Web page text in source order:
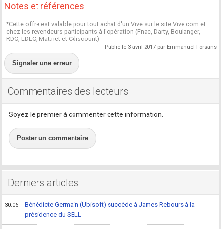
Notes et références
*Cette offre est valable pour tout achat d'un Vive sur le site Vive.com et
chez les revendeurs participants à l'opération (Fnac, Darty, Boulanger,
RDC, LDLC, Mat.net et Cdiscount)
Publié le 3 avril 2017 par Emmanuel Forsans
Signaler une erreur
Commentaires des lecteurs
Soyez le premier à commenter cette information.
Poster un commentaire
Derniers articles
30.06
Bénédicte Germain (Ubisoft) succède à James Rebours à la
présidence du SELL